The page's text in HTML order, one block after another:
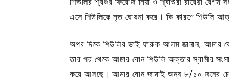
এসে শিউলিকে মৃত ঘোষনা করে। কি কারণে শিউলি
অপর দিকে শিউলির ভাই ফারুক আলম জানান, আমার
তার পর থেকে আমার বোন শিউলি অক্তার স্বামীর
করে আসছে। আমার বোন জামাই অন্য ৮/১০ জনের
কুমিল্লা প্রেস ক্লাবের
পদের জন্য ৩৩ জন
July 30, 2026